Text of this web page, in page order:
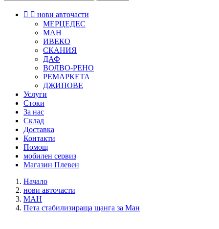
  нови авточасти
МЕРЦЕДЕС
МАН
ИВЕКО
СКАНИЯ
ДАФ
ВОЛВО-РЕНО
РЕМАРКЕТА
ДЖИПОВЕ
Услуги
Стоки
За нас
Склад
Доставка
Контакти
Помощ
мобилен сервиз
Магазин Плевен
Начало
нови авточасти
МАН
Пета стабилизираща щанга за Ман